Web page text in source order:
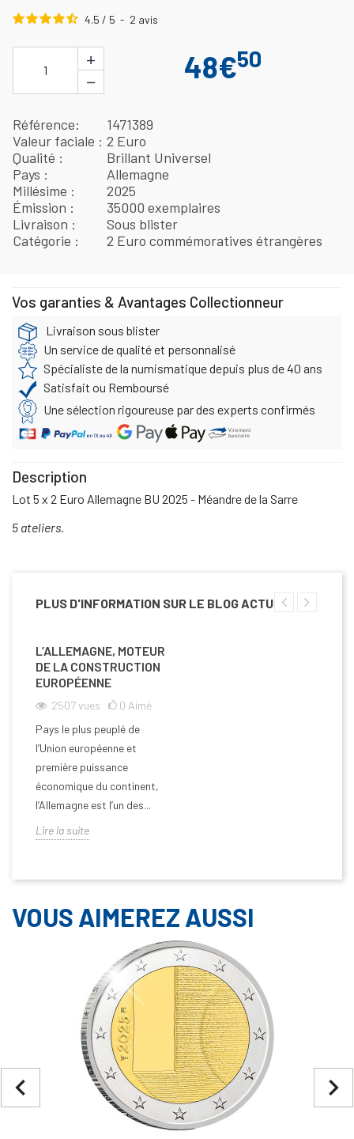
4.5 / 5 - 2 avis
1
+
−
48€50
Référence
1471389
Valeur faciale
2 Euro
Qualité
Brillant Universel
Pays
Allemagne
Millésime
2025
Émission
35000 exemplaires
Livraison
Sous blister
Catégorie
2 Euro commémoratives étrangères
Vos garanties & Avantages Collectionneur
Livraison sous blister
Un service de qualité et personnalisé
Spécialiste de la numismatique depuis plus de 40 ans
Satisfait ou Remboursé
Une sélection rigoureuse par des experts confirmés
Description
Lot 5 x 2 Euro Allemagne BU 2025 - Méandre de la Sarre
5 ateliers.
PLUS D'INFORMATION SUR LE BLOG ACTU
L’ALLEMAGNE, MOTEUR
DE LA CONSTRUCTION
EUROPÉENNE
2507vues 0 Aimé
Pays le plus peuplé de
l’Union européenne et
première puissance
économique du continent,
l’Allemagne est l’un des...
Lire la suite
VOUS AIMEREZ AUSSI
navigate_next
navigate_before